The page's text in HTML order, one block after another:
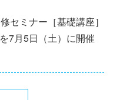
セミナー［基礎講座］
7月5日（土）に開催